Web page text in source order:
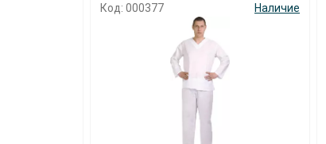
Код: 000377 Наличие